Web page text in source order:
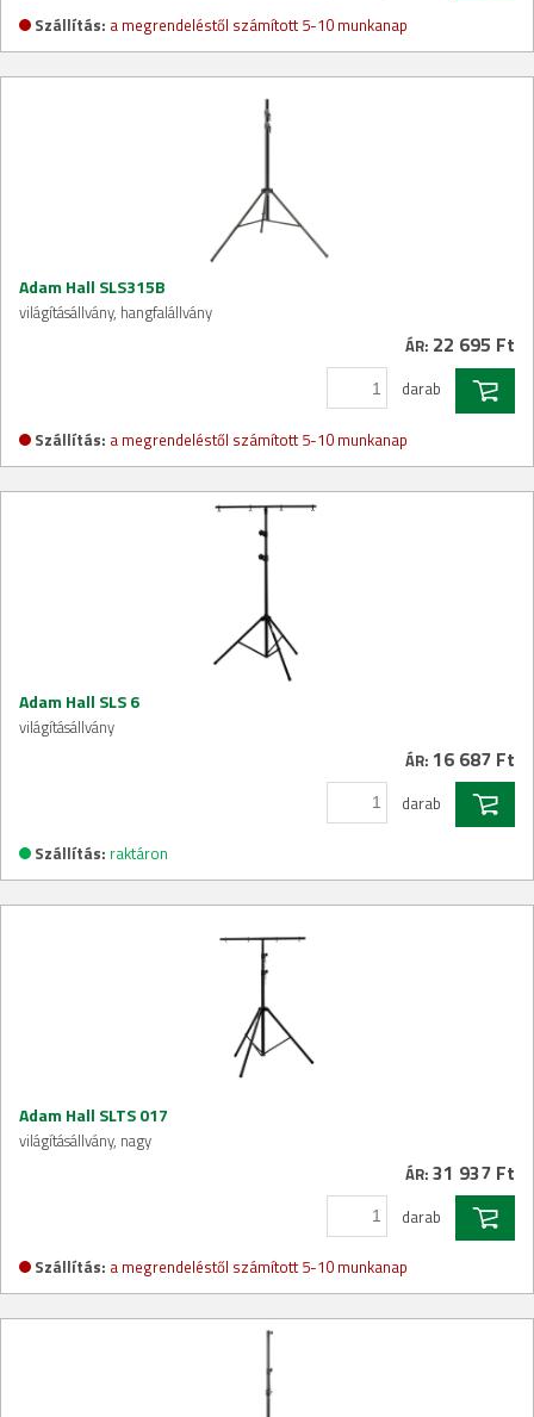
Szállítás: a megrendeléstől számított 5-10 munkanap
Adam Hall SLS315B
világításállvány, hangfalállvány
ÁR: 22 695 Ft
darab
Szállítás: a megrendeléstől számított 5-10 munkanap
Adam Hall SLS 6
világításállvány
ÁR: 16 687 Ft
darab
Szállítás: raktáron
Adam Hall SLTS 017
világításállvány, nagy
ÁR: 31 937 Ft
darab
Szállítás: a megrendeléstől számított 5-10 munkanap